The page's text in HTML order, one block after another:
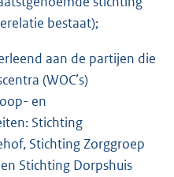
bestaat);
aan de partijen die
(WOC’s)
en
Stichting
Stichting Zorggroep
Stichting Dorpshuis